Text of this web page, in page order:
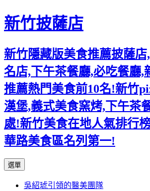
新竹披薩店
新竹隱藏版美食推薦披薩
名店,下午茶餐廳,必吃餐廳,
推薦熱門美食前10名!新竹
漢堡,義式美食窯烤,下午茶
處!新竹美食在地人氣排行
華路美食區名列第一!
選單
主
吳紹琥引領的醫美團隊